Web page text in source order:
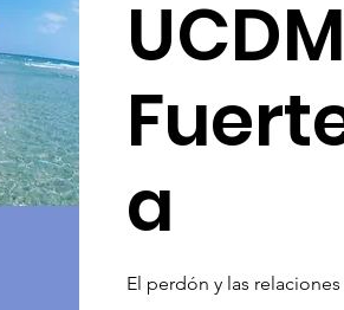
a
El perdón y las relaciones